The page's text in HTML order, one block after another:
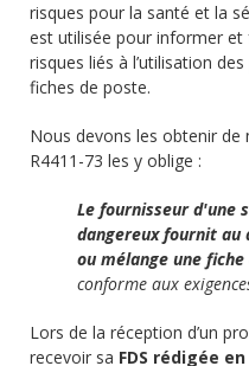
risques pour la santé et la
est utilisée pour informer
risques liés à l’utilisation
fiches de poste.
Nous devons les obtenir de
R4411-73 les y oblige :
Le fournisseur d'une
dangereux fournit
ou mélange une
conforme aux
Lors de la réception d’un
recevoir sa FDS rédigée